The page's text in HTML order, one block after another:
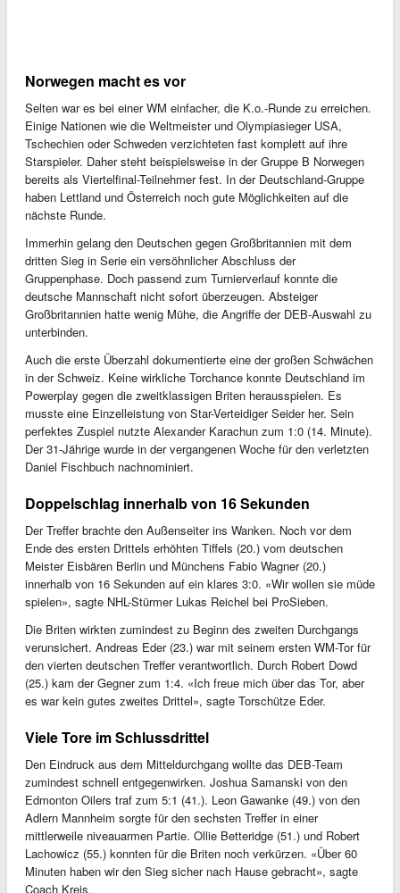
Norwegen macht es vor
Selten war es bei einer WM einfacher, die K.o.-Runde zu erreichen.
Einige Nationen wie die Weltmeister und Olympiasieger USA,
Tschechien oder Schweden verzichteten fast komplett auf ihre
Starspieler. Daher steht beispielsweise in der Gruppe B Norwegen
bereits als Viertelfinal-Teilnehmer fest. In der Deutschland-Gruppe
haben Lettland und Österreich noch gute Möglichkeiten auf die
nächste Runde.
Immerhin gelang den Deutschen gegen Großbritannien mit dem
dritten Sieg in Serie ein versöhnlicher Abschluss der
Gruppenphase. Doch passend zum Turnierverlauf konnte die
deutsche Mannschaft nicht sofort überzeugen. Absteiger
Großbritannien hatte wenig Mühe, die Angriffe der DEB-Auswahl zu
unterbinden.
Auch die erste Überzahl dokumentierte eine der großen Schwächen
in der Schweiz. Keine wirkliche Torchance konnte Deutschland im
Powerplay gegen die zweitklassigen Briten herausspielen. Es
musste eine Einzelleistung von Star-Verteidiger Seider her. Sein
perfektes Zuspiel nutzte Alexander Karachun zum 1:0 (14. Minute).
Der 31-Jährige wurde in der vergangenen Woche für den verletzten
Daniel Fischbuch nachnominiert.
Doppelschlag innerhalb von 16 Sekunden
Der Treffer brachte den Außenseiter ins Wanken. Noch vor dem
Ende des ersten Drittels erhöhten Tiffels (20.) vom deutschen
Meister Eisbären Berlin und Münchens Fabio Wagner (20.)
innerhalb von 16 Sekunden auf ein klares 3:0. «Wir wollen sie müde
spielen», sagte NHL-Stürmer Lukas Reichel bei ProSieben.
Die Briten wirkten zumindest zu Beginn des zweiten Durchgangs
verunsichert. Andreas Eder (23.) war mit seinem ersten WM-Tor für
den vierten deutschen Treffer verantwortlich. Durch Robert Dowd
(25.) kam der Gegner zum 1:4. «Ich freue mich über das Tor, aber
es war kein gutes zweites Drittel», sagte Torschütze Eder.
Viele Tore im Schlussdrittel
Den Eindruck aus dem Mitteldurchgang wollte das DEB-Team
zumindest schnell entgegenwirken. Joshua Samanski von den
Edmonton Oilers traf zum 5:1 (41.). Leon Gawanke (49.) von den
Adlern Mannheim sorgte für den sechsten Treffer in einer
mittlerweile niveauarmen Partie. Ollie Betteridge (51.) und Robert
Lachowicz (55.) konnten für die Briten noch verkürzen. «Über 60
Minuten haben wir den Sieg sicher nach Hause gebracht», sagte
Coach Kreis.